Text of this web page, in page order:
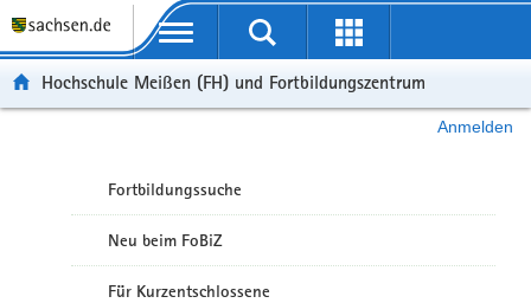
Portalübergreifende Navigation
Hochschule Meißen (FH) und Fortbildungszentrum
Anmelden
Fortbildungssuche
Neu beim FoBiZ
Für Kurzentschlossene